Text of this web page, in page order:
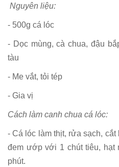
Nguyên liệu:
- 500g cá lóc
- Dọc mùng, cà chua, đậu
tàu
- Me vắt, tỏi tép
- Gia vị
Cách làm canh chua cá lóc:
- Cá lóc làm thịt, rửa sạch,
đem ướp với 1 chút tiêu, hạt
phút.